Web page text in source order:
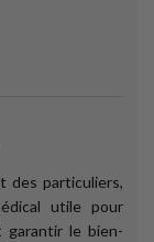
des particuliers,
utile pour
garantir le bien-